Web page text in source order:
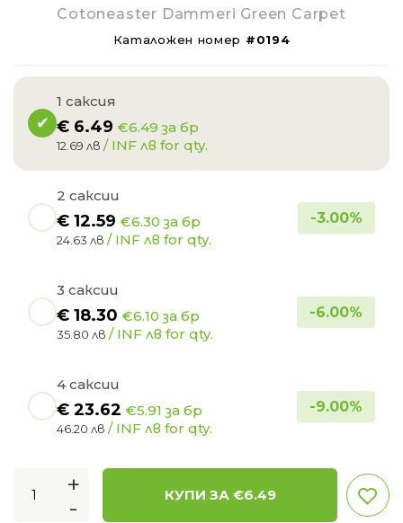
Cotoneaster Dammeri Green Carpet
Каталожен номер #0194
1 саксия
€ 6.49 €6.49 за бр
12.69 лв / INF лв for qty.
2 саксии
€ 12.59 €6.30 за бр
24.63 лв / INF лв for qty.
-3.00%
3 саксии
€ 18.30 €6.10 за бр
35.80 лв / INF лв for qty.
-6.00%
4 саксии
€ 23.62 €5.91 за бр
46.20 лв / INF лв for qty.
-9.00%
+
-
КУПИ ЗА €6.49